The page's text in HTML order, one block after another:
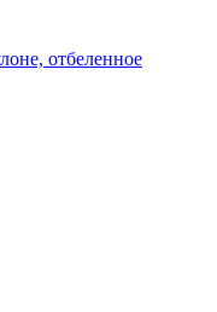
отбеленное